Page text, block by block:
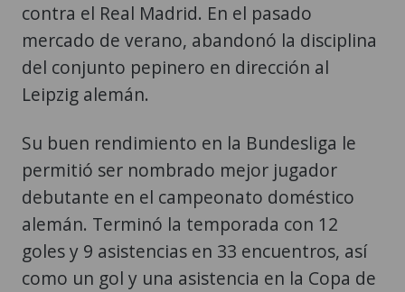
contra el Real Madrid. En el pasado
mercado de verano, abandonó la disciplina
del conjunto pepinero en dirección al
Leipzig alemán.
Su buen rendimiento en la Bundesliga le
permitió ser nombrado mejor jugador
debutante en el campeonato doméstico
alemán. Terminó la temporada con 12
goles y 9 asistencias en 33 encuentros, así
como un gol y una asistencia en la Copa de